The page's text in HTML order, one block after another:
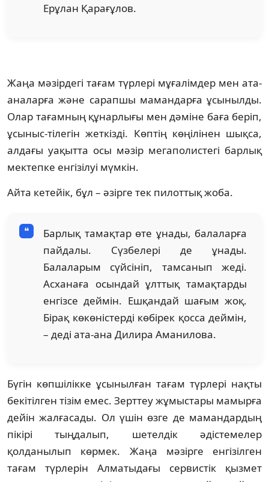
Ерұлан Қарағұлов.
Жаңа мәзірдегі тағам түрлері мұғалімдер мен ата-
аналарға және сарапшы мамандарға ұсынылды.
Олар тағамның құнарлығы мен дәміне баға беріп,
ұсыныс-тілегін жеткізді. Көптің көңілінен шықса,
алдағы уақытта осы мәзір мегаполистегі барлық
мектепке енгізілуі мүмкін.
Айта кетейік, бұл – әзірге тек пилоттық жоба.
Барлық тамақтар өте ұнады, балаларға
пайдалы. Сүзбелері де ұнады.
Балаларым сүйсініп, тамсанып жеді.
Асханаға осындай ұлттық тамақтарды
енгізсе деймін. Ешқандай шағым жоқ.
Бірақ көкөністерді көбірек қосса деймін,
– деді ата-ана Дилира Аманилова.
Бүгін көпшілікке ұсынылған тағам түрлері нақты
бекітілген тізім емес. Зерттеу жұмыстары мамырға
дейін жалғасады. Ол үшін өзге де мамандардың
пікірі тыңдалып, шетелдік әдістемелер
қолданылып көрмек. Жаңа мәзірге енгізілген
тағам түрлерін Алматыдағы сервистік қызмет